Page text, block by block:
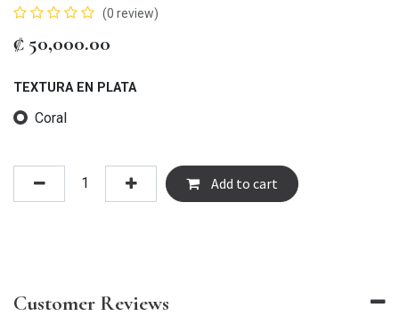
(0 review)
₡ 50,000.00
TEXTURA EN PLATA
Coral
Add to cart
Customer Reviews